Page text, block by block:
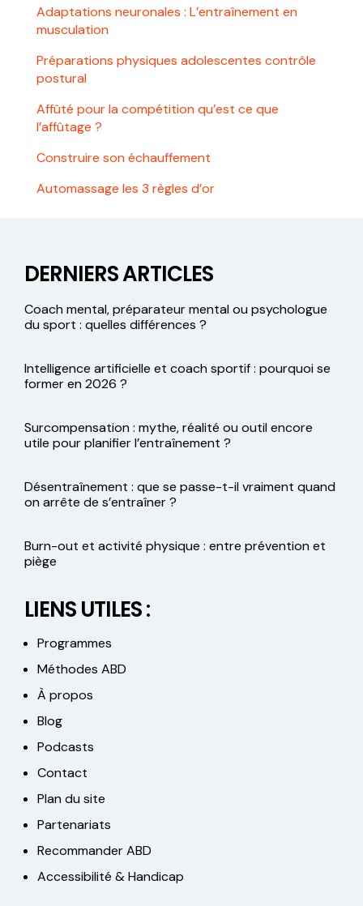
Adaptations neuronales : L’entraînement en
musculation
Préparations physiques adolescentes contrôle
postural
Affûté pour la compétition qu’est ce que
l’affûtage ?
Construire son échauffement
Automassage les 3 règles d’or
DERNIERS ARTICLES
Coach mental, préparateur mental ou psychologue
du sport : quelles différences ?
Intelligence artificielle et coach sportif : pourquoi se
former en 2026 ?
Surcompensation : mythe, réalité ou outil encore
utile pour planifier l’entraînement ?
Désentraînement : que se passe-t-il vraiment quand
on arrête de s’entraîner ?
Burn-out et activité physique : entre prévention et
piège
LIENS UTILES :
Programmes
Méthodes ABD
À propos
Blog
Podcasts
Contact
Plan du site
Partenariats
Recommander ABD
Accessibilité & Handicap